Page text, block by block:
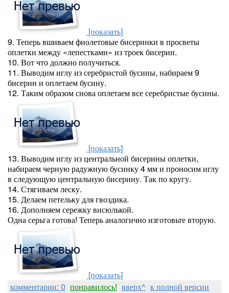
[показать]
9. Теперь вшиваем фиолетовые бисеринки в просветы
оплетки между «лепестками» из троек бисерин.
10. Вот что должно получиться.
11. Выводим иглу из серебристой бусины, набираем 9
бисерин и оплетаем бусину.
12. Таким образом снова оплетаем все серебристые бусины.
[показать]
13. Выводим иглу из центральной бисерины оплетки,
набираем черную радужную бусинку 4 мм и проносим иглу
в следующую центральную бисерину. Так по кругу.
14. Стягиваем леску.
15. Делаем петельку для гвоздика.
16. Дополняем сережку висюлькой.
Одна серьга готова! Теперь аналогично изготовьте вторую.
[показать]
комментарии: 0 понравилось! вверх^ к полной версии